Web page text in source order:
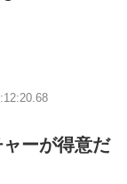
ーが得意だ